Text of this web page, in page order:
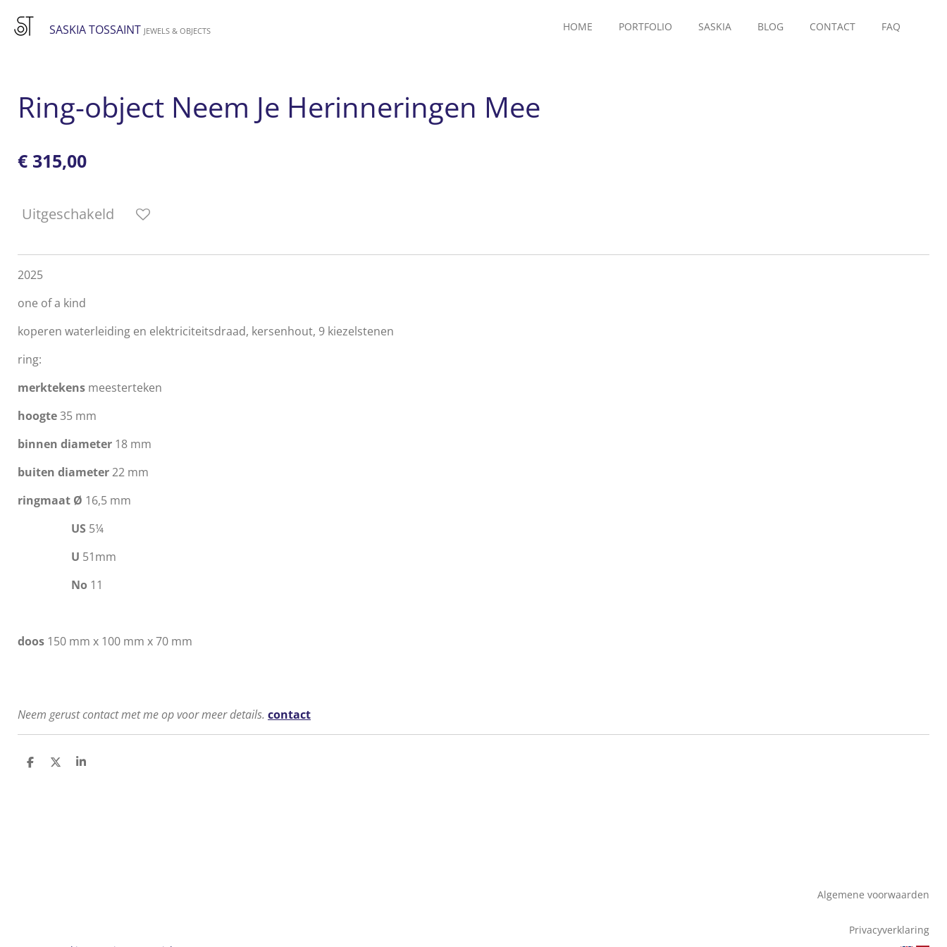
Ga
direct
SASKIA TOSSAINT JEWELS & OBJECTS HOME PORTFOLIO SASKIA BLOG CONTACT FAQ
Ring-object Neem Je Herinneringen Mee
€ 315,00
Uitgeschakeld
2025
one of a kind
koperen waterleiding en elektriciteitsdraad, kersenhout, 9 kiezelstenen
ring:
merktekens meesterteken
hoogte35 mm
binnen diameter 18 mm
buiten diameter22 mm
ringmaat Ø 16,5 mm
US 5¼
U 51mm
No 11
doos 150 mm x 100 mm x 70 mm
Neem gerust contact met me op voor meer details. contact
D
D
S
Algemene voorwaarden
Privacyverklaring